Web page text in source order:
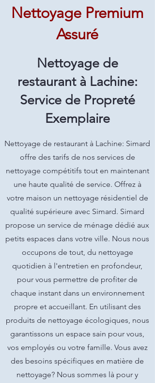
Nettoyage Premium
Assuré
Nettoyage de
restaurant à Lachine:
Service de Propreté
Exemplaire
Nettoyage de restaurant à Lachine: Simard
offre des tarifs de nos services de
nettoyage compétitifs tout en maintenant
une haute qualité de service. Offrez à
votre maison un nettoyage résidentiel de
qualité supérieure avec Simard. Simard
propose un service de ménage dédié aux
petits espaces dans votre ville. Nous nous
occupons de tout, du nettoyage
quotidien à l'entretien en profondeur,
pour vous permettre de profiter de
chaque instant dans un environnement
propre et accueillant. En utilisant des
produits de nettoyage écologiques, nous
garantissons un espace sain pour vous,
vos employés ou votre famille. Vous avez
des besoins spécifiques en matière de
nettoyage? Nous sommes là pour y